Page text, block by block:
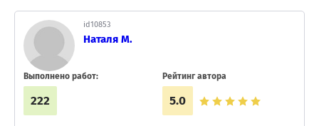
Наталя М.
id10853
Выполнено работ:
222
Рейтинг автора
5.0